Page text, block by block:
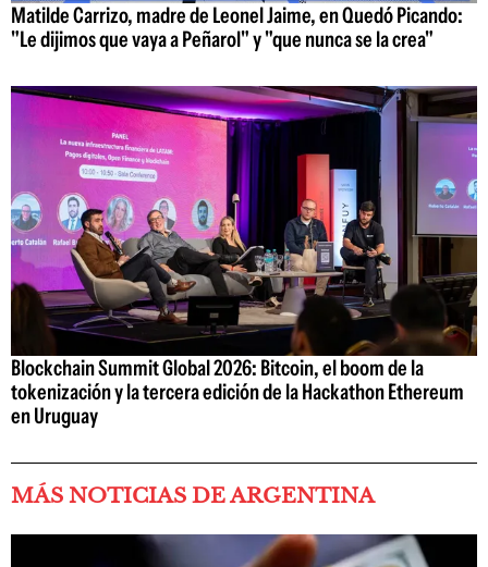
Matilde Carrizo, madre de Leonel Jaime, en Quedó Picando:
"Le dijimos que vaya a Peñarol" y "que nunca se la crea"
Blockchain Summit Global 2026: Bitcoin, el boom de la
tokenización y la tercera edición de la Hackathon Ethereum
en Uruguay
MÁS NOTICIAS DE ARGENTINA